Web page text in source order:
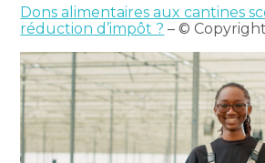
Dons alimentaires aux cantines
réduction d’impôt ? – ©